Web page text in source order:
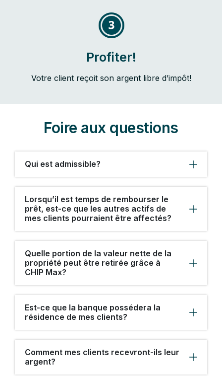
Profiter!
Votre client reçoit son argent libre d’impôt!
Foire aux questions
Qui est admissible?
Lorsqu’il est temps de rembourser le
prêt, est-ce que les autres actifs de
mes clients pourraient être affectés?
Quelle portion de la valeur nette de la
propriété peut être retirée grâce à
CHIP Max?
Est-ce que la banque possédera la
résidence de mes clients?
Comment mes clients recevront-ils leur
argent?